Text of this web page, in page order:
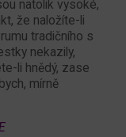
natolik vysoké,
že naložíte-li
tradičního s
nekazily,
li hnědý, zase
mírně